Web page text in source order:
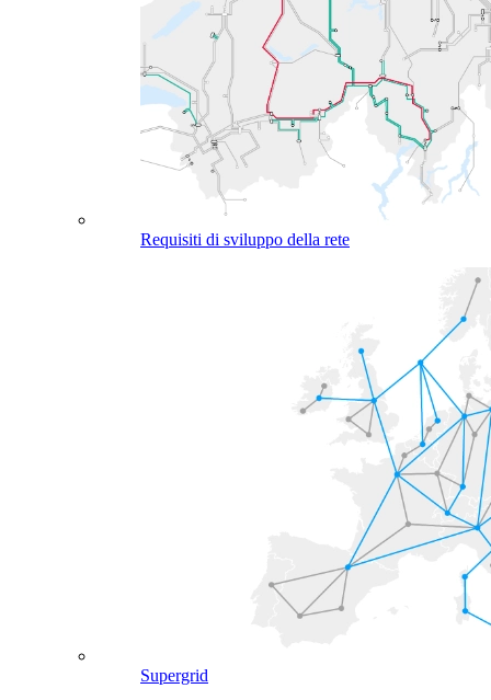
Requisiti di sviluppo della rete
Supergrid